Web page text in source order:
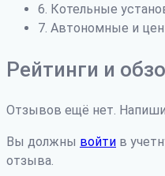
6. Котельные
7. Автономные и
Рейтинги и
Отзывов ещё нет.
Вы должны войти в
отзыва.